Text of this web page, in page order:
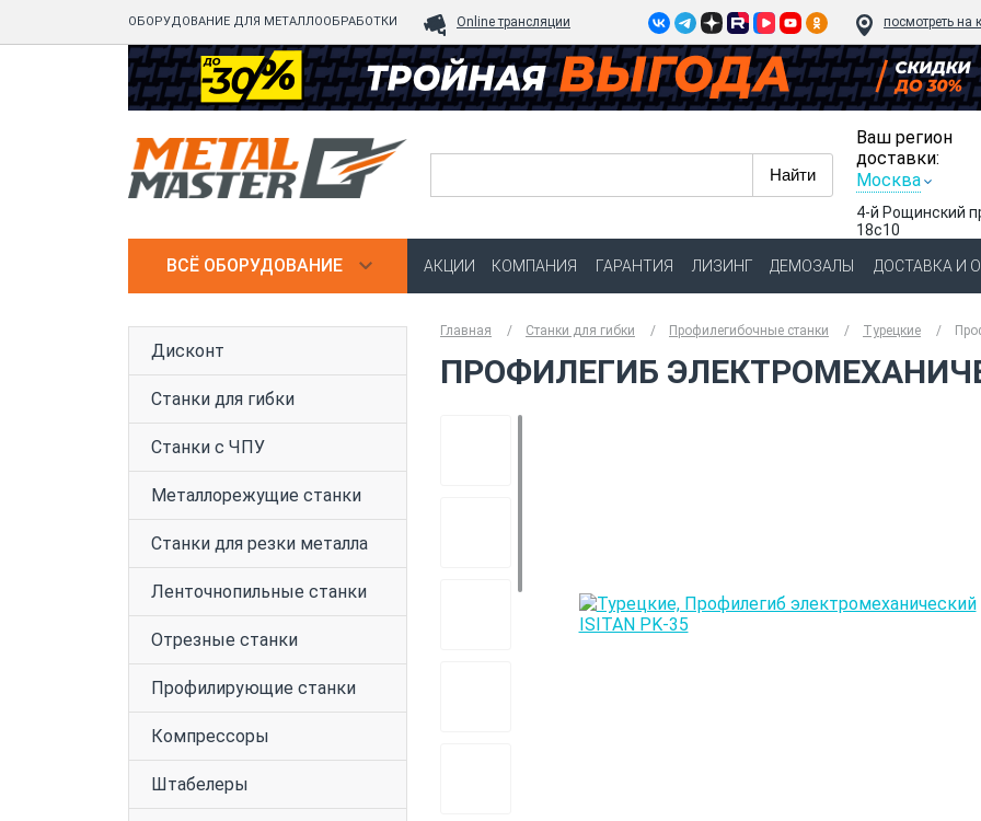
ОБОРУДОВАНИЕ ДЛЯ МЕТАЛЛООБРАБОТКИ Online трансляции посмотреть на
Ваш регион
доставки:
Москва
4-й Рощинский
18с10
ВСЁ ОБОРУДОВАНИЕ АКЦИИ КОМПАНИЯ ГАРАНТИЯ ЛИЗИНГ ДЕМОЗАЛЫ ДОСТАВКА И
Дисконт
Станки для гибки
Станки с ЧПУ
Металлорежущие станки
Станки для резки металла
Ленточнопильные станки
Отрезные станки
Профилирующие станки
Компрессоры
Штабелеры
Главная Станки для гибки Профилегибочные станки Турецкие
ПРОФИЛЕГИБ